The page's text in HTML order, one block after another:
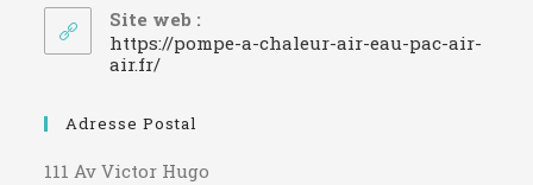
votre
application
Site web :
https://pompe-a-chaleur-air-eau-pac-air-
air.fr/
Adresse Postal
111 Av Victor Hugo